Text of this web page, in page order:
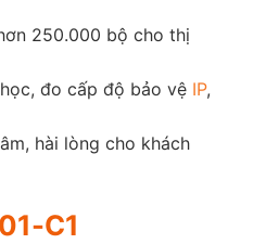
250.000 bộ cho thị
đo cấp độ bảo vệ IP,
hài lòng cho khách
C1